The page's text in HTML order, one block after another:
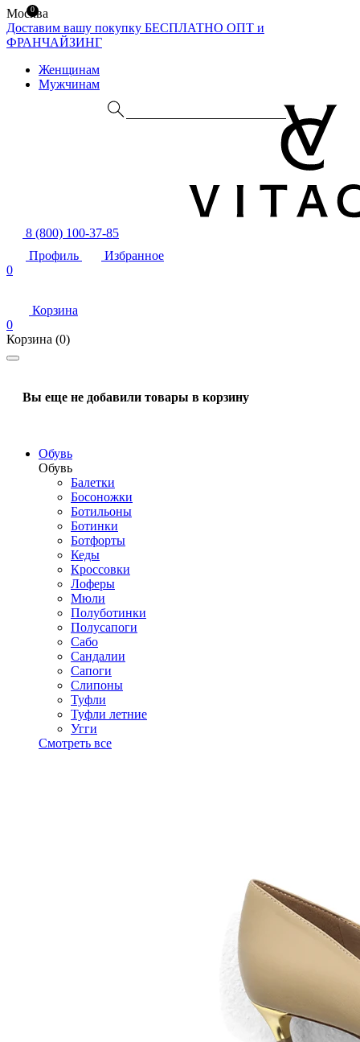
Москва
Доставим вашу покупку БЕСПЛАТНО ОПТ и
ФРАНЧАЙЗИНГ
Женщинам
Мужчинам
8 (800) 100-37-85
Профиль
Избранное
0
Корзина
0
Корзина (0)
Вы еще не добавили товары в корзину
Обувь
Обувь
Балетки
Босоножки
Ботильоны
Ботинки
Ботфорты
Кеды
Кроссовки
Лоферы
Мюли
Полуботинки
Полусапоги
Сабо
Сандалии
Сапоги
Слипоны
Туфли
Туфли летние
Угги
Смотреть все
0